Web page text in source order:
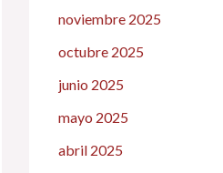
noviembre 2025
octubre 2025
junio 2025
mayo 2025
abril 2025